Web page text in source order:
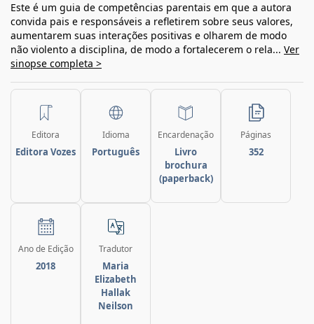
Este é um guia de competências parentais em que a autora
convida pais e responsáveis a refletirem sobre seus valores,
aumentarem suas interações positivas e olharem de modo
não violento a disciplina, de modo a fortalecerem o rela... Ver
sinopse completa >
Editora
Editora Vozes
Idioma
Português
Encardenação
Livro
brochura
(paperback)
Páginas
352
Ano de Edição
2018
Tradutor
Maria
Elizabeth
Hallak
Neilson